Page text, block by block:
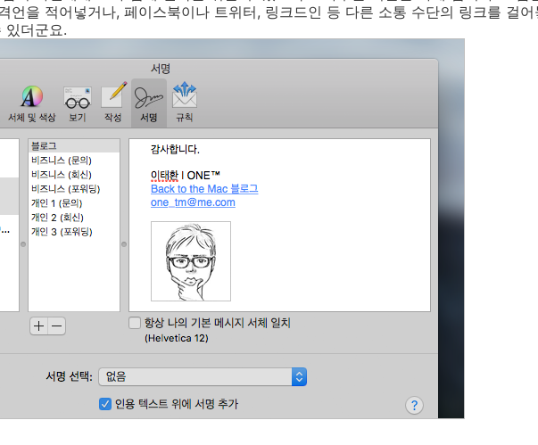
언을 적어넣거나, 페이스북이나 트위터, 링크드인 등 다른 소통 수단의 링크를 걸어
있더군요.